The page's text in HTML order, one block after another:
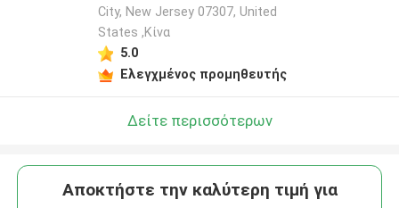
City, New Jersey 07307, United
States ,Κίνα
5.0
Ελεγχμένος προμηθευτής
Δείτε περισσότερων
Αποκτήστε την καλύτερη τιμή για